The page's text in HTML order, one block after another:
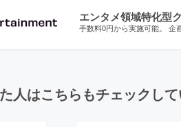
エンタメ領域特化型
手数料0円から実施可能。 企
人はこちらもチェックし